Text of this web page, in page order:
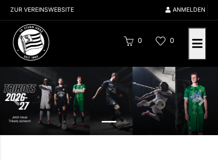
ZUR VEREINSWEBSITE ANMELDEN
0 0
Zurück Vor